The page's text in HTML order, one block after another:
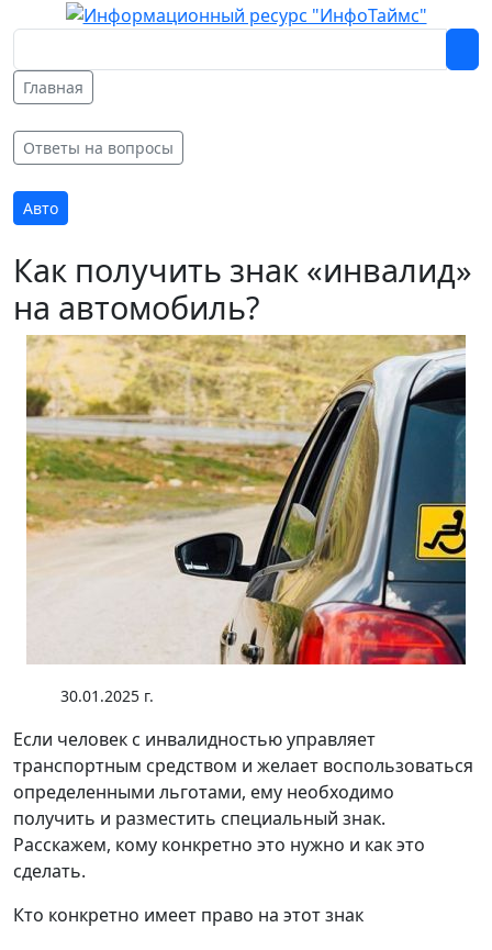
Главная
Ответы на вопросы
Авто
Как получить знак «инвалид»
на автомобиль?
30.01.2025 г.
Если человек с инвалидностью управляет
транспортным средством и желает воспользоваться
определенными льготами, ему необходимо
получить и разместить специальный знак.
Расскажем, кому конкретно это нужно и как это
сделать.
Кто конкретно имеет право на этот знак